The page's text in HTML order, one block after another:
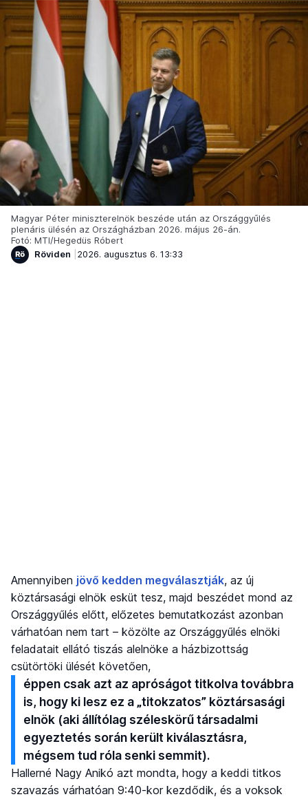
Magyar Péter miniszterelnök beszéde után az Országgyűlés
plenáris ülésén az Országházban 2026. május 26-án.
Fotó: MTI/Hegedüs Róbert
Röviden
2026. augusztus 6. 13:33
Amennyiben jövő kedden megválasztják, az új
köztársasági elnök esküt tesz, majd beszédet mond az
Országgyűlés előtt, előzetes bemutatkozást azonban
várhatóan nem tart – közölte az Országgyűlés elnöki
feladatait ellátó tiszás alelnöke a házbizottság
csütörtöki ülését követően,
éppen csak azt az apróságot titkolva továbbra
is, hogy ki lesz ez a „titokzatos” köztársasági
elnök (aki állítólag széleskörű társadalmi
egyeztetés során került kiválasztásra,
mégsem tud róla senki semmit).
Hallerné Nagy Anikó azt mondta, hogy a keddi titkos
szavazás várhatóan 9:40-kor kezdődik, és a voksok